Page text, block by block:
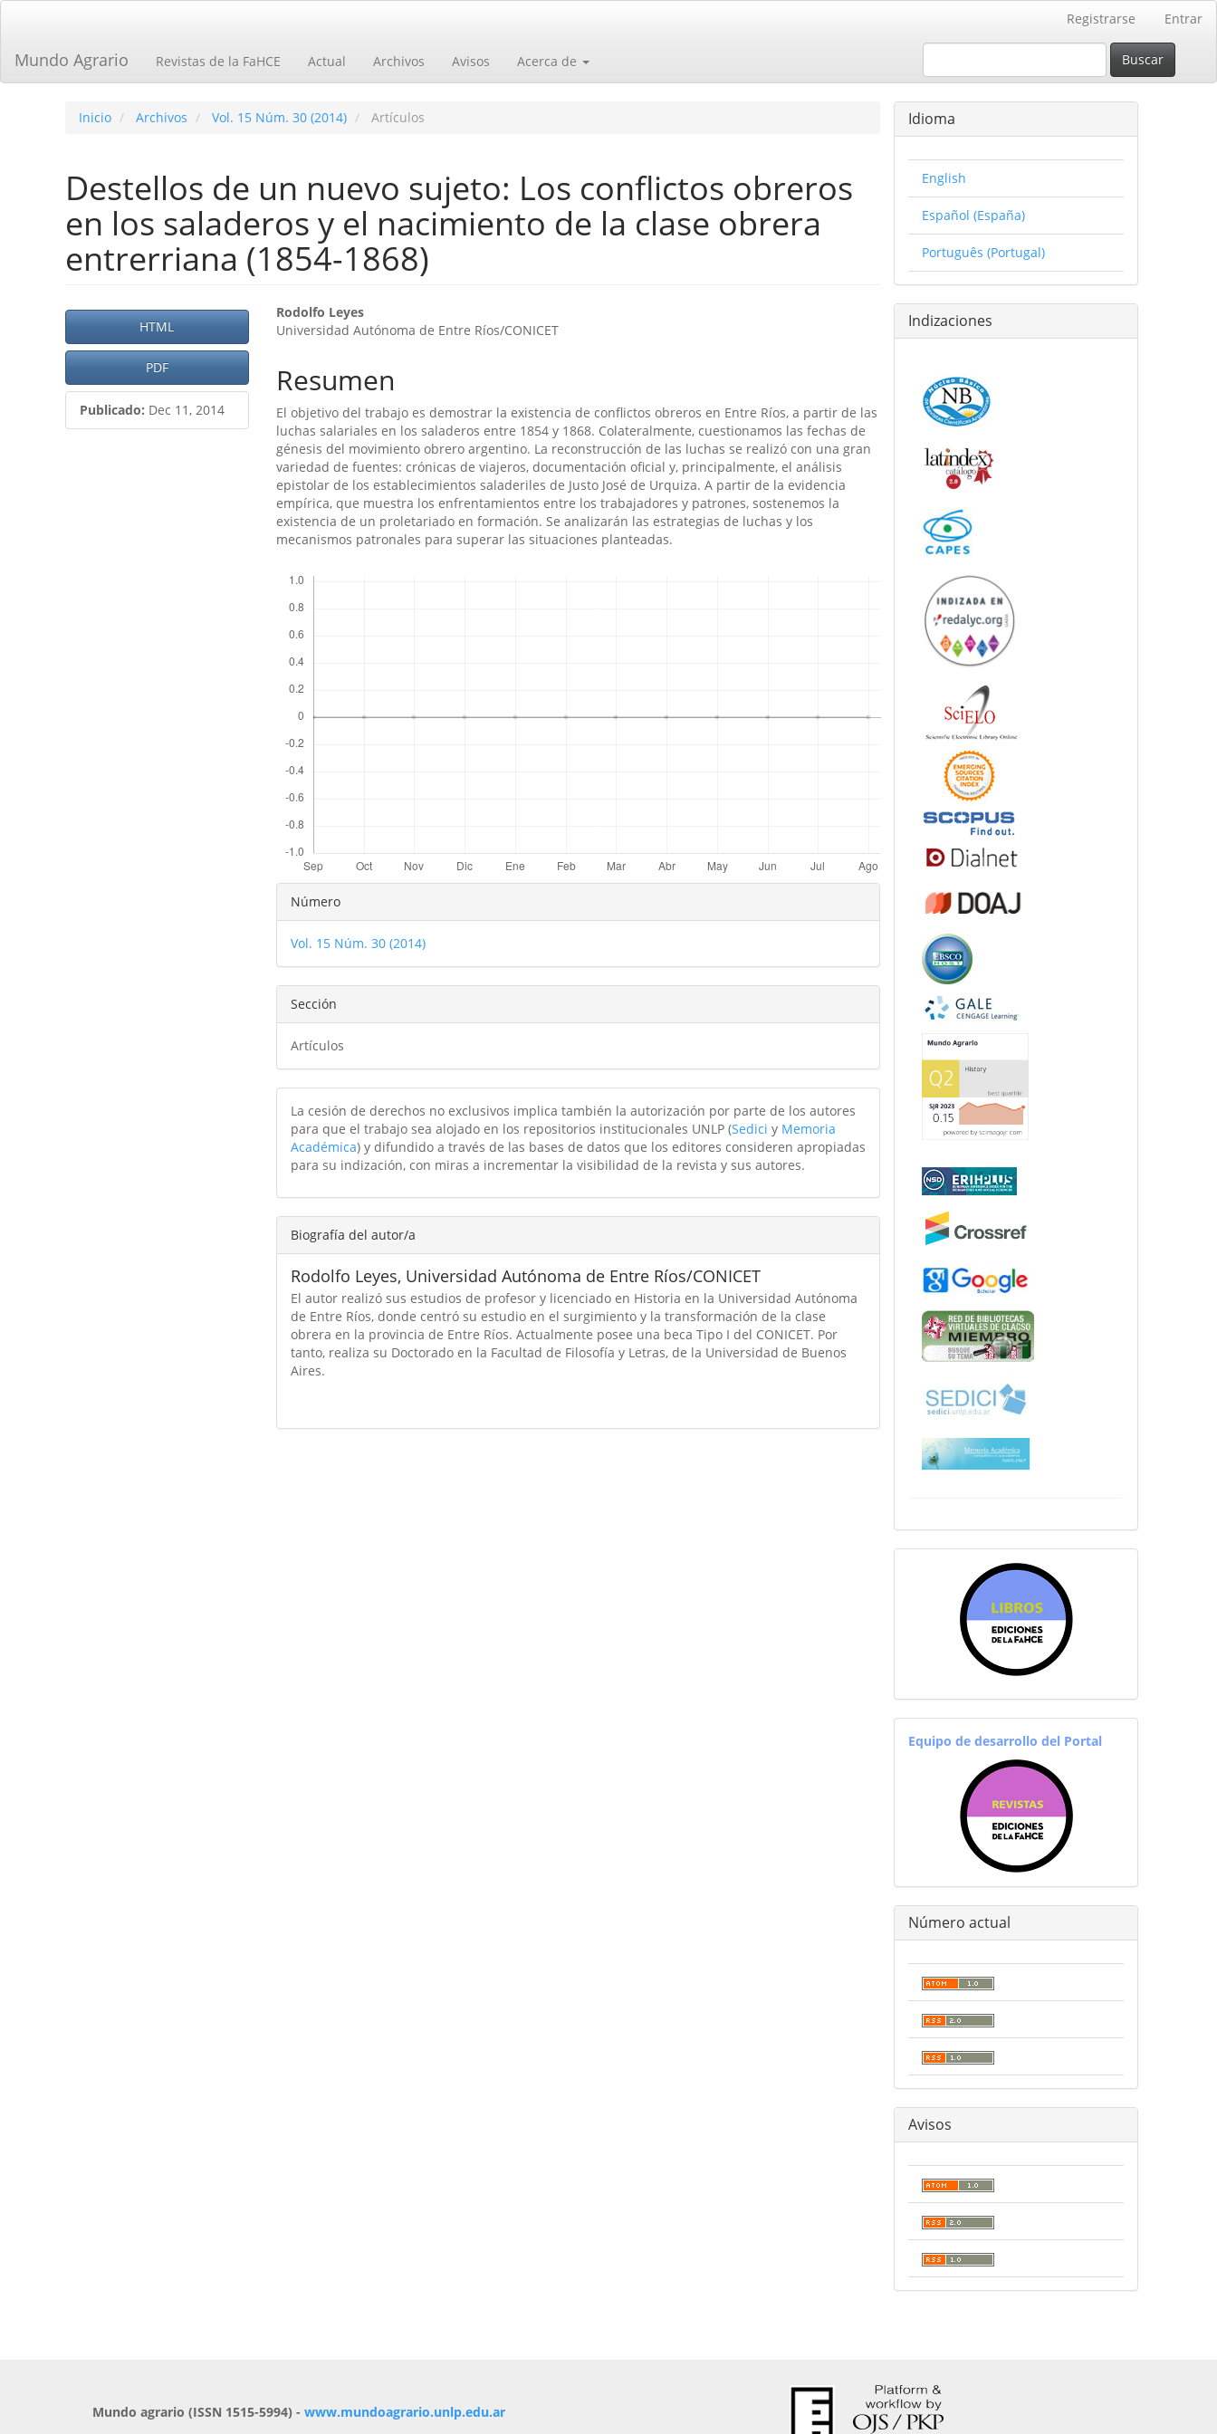
principal
Barra
Registrarse Entrar
Mundo Agrario Revistas de la FaHCE Actual Archivos Avisos Acerca de Buscar
Inicio Archivos Vol. 15 Núm. 30 (2014) Artículos
Destellos de un nuevo sujeto: Los conflictos obreros
en los saladeros y el nacimiento de la clase obrera
entrerriana (1854-1868)
Barra
lateral
del
artículo
HTML
PDF
Publicado: Dec 11, 2014
Contenido
principal
del
artículo
Rodolfo Leyes
Universidad Autónoma de Entre Ríos/CONICET
Resumen
El objetivo del trabajo es demostrar la existencia de conflictos obreros en Entre Rí­os, a partir de las
luchas salariales en los saladeros entre 1854 y 1868. Colateralmente, cuestionamos las fechas de
génesis del movimiento obrero argentino. La reconstrucción de las luchas se realizó con una gran
variedad de fuentes: crónicas de viajeros, documentación oficial y, principalmente, el análisis
epistolar de los establecimientos saladeriles de Justo José de Urquiza. A partir de la evidencia
empí­rica, que muestra los enfrentamientos entre los trabajadores y patrones, sostenemos la
existencia de un proletariado en formación. Se analizarán las estrategias de luchas y los
mecanismos patronales para superar las situaciones planteadas.
Detalles
del
artículo
Número
Vol. 15 Núm. 30 (2014)
Sección
Artículos
La cesión de derechos no exclusivos implica también la autorización por parte de los autores
para que el trabajo sea alojado en los repositorios institucionales UNLP (Sedici y Memoria
Académica) y difundido a través de las bases de datos que los editores consideren apropiadas
para su indización, con miras a incrementar la visibilidad de la revista y sus autores.
Biografía del autor/a
Rodolfo Leyes, Universidad Autónoma de Entre Ríos/CONICET
El autor realizó sus estudios de profesor y licenciado en Historia en la Universidad Autónoma
de Entre Ríos, donde centró su estudio en el surgimiento y la transformación de la clase
obrera en la provincia de Entre Ríos. Actualmente posee una beca Tipo I del CONICET. Por
tanto, realiza su Doctorado en la Facultad de Filosofía y Letras, de la Universidad de Buenos
Aires.
Idioma
English
Español (España)
Português (Portugal)
Indizaciones
equiporevistas
Equipo de desarrollo del Portal
Número actual
Avisos
Mundo agrario (ISSN 1515-5994) - www.mundoagrario.unlp.edu.ar